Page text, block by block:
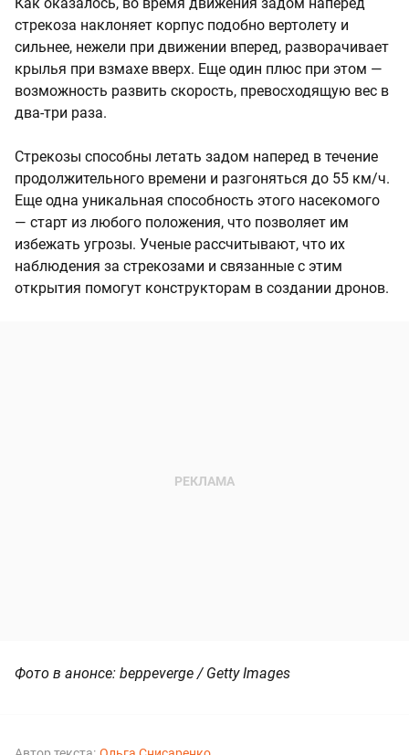
стрекоза наклоняет корпус подобно вертолету и
сильнее, нежели при движении вперед, разворачивает
крылья при взмахе вверх. Еще один плюс при этом —
возможность развить скорость, превосходящую вес в
два-три раза.
Стрекозы способны летать задом наперед в течение
продолжительного времени и разгоняться до 55 км/ч.
Еще одна уникальная способность этого насекомого
— старт из любого положения, что позволяет им
избежать угрозы. Ученые рассчитывают, что их
наблюдения за стрекозами и связанные с этим
открытия помогут конструкторам в создании дронов.
Фото в анонсе: beppeverge / Getty Images